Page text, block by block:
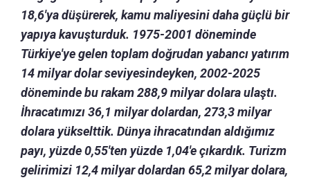
18,6'ya düşürerek, kamu maliyesini daha güçlü bir
yapıya kavuşturduk. 1975-2001 döneminde
Türkiye'ye gelen toplam doğrudan yabancı yatırım
14 milyar dolar seviyesindeyken, 2002-2025
döneminde bu rakam 288,9 milyar dolara ulaştı.
İhracatımızı 36,1 milyar dolardan, 273,3 milyar
dolara yükselttik. Dünya ihracatından aldığımız
payı, yüzde 0,55'ten yüzde 1,04'e çıkardık. Turizm
gelirimizi 12,4 milyar dolardan 65,2 milyar dolara,